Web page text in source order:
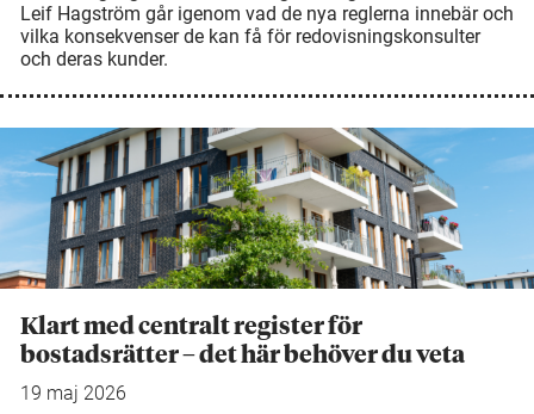
Leif Hagström går igenom vad de nya reglerna innebär och
vilka konsekvenser de kan få för redovisningskonsulter
och deras kunder.
Klart med centralt register för
bostadsrätter – det här behöver du veta
19 maj 2026